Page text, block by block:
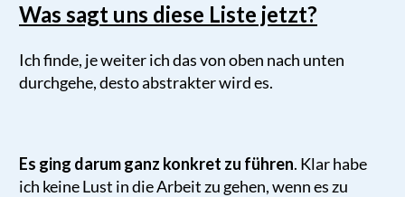
Was sagt uns diese Liste jetzt?
Ich finde, je weiter ich das von oben nach unten
durchgehe, desto abstrakter wird es.
Es ging darum ganz konkret zu führen. Klar habe
ich keine Lust in die Arbeit zu gehen, wenn es zu